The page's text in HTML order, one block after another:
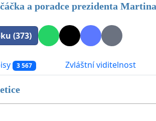
a poradce prezidenta
(373)
3 567 Zvláštní viditelnost